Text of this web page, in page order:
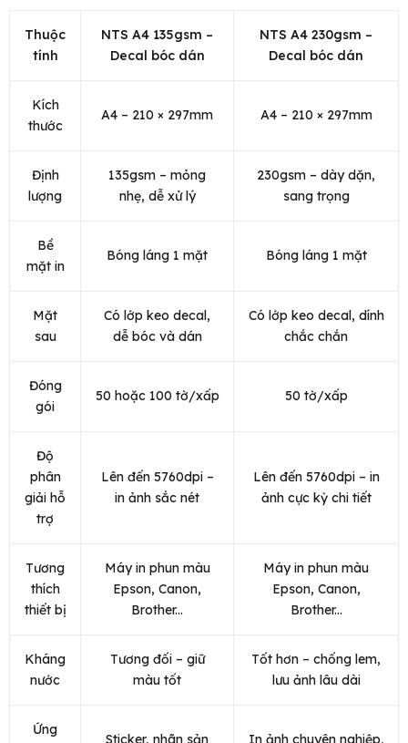
Thuộc
tính
NTS A4 135gsm –
Decal bóc dán
NTS A4 230gsm –
Decal bóc dán
Kích
thước
A4 – 210 × 297mm A4 – 210 × 297mm
Định
lượng
135gsm – mỏng
nhẹ, dễ xử lý
230gsm – dày dặn,
sang trọng
Bề
mặt in
Bóng láng 1 mặt Bóng láng 1 mặt
Mặt
sau
Có lớp keo decal,
dễ bóc và dán
Có lớp keo decal, dính
chắc chắn
Đóng
gói
50 hoặc 100 tờ/xấp 50 tờ/xấp
Độ
phân
giải hỗ
trợ
Lên đến 5760dpi –
in ảnh sắc nét
Lên đến 5760dpi – in
ảnh cực kỳ chi tiết
Tương
thích
thiết bị
Máy in phun màu
Epson, Canon,
Brother...
Máy in phun màu
Epson, Canon,
Brother...
Kháng
nước
Tương đối – giữ
màu tốt
Tốt hơn – chống lem,
lưu ảnh lâu dài
Ứng
Sticker, nhãn sản
In ảnh chuyên nghiệp,